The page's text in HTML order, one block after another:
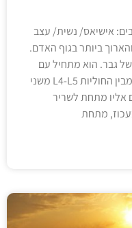
אישיאס/ נשית/ עצב
ביותר בגוף האדם.
של גבר. הוא מתחיל עם
שני סיבי עצב היוצאים מהגב התחתון מבין החוליות L4-L5 משני
מתחת לשריר
מתחת